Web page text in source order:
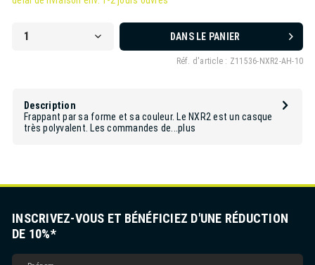
DANS LE PANIER
Réf. d'article : Z11536-NXR2-AH-10
Description
Frappant par sa forme et sa couleur. Le NXR2 est un casque
très polyvalent. Les commandes de... plus
INSCRIVEZ-VOUS ET BÉNÉFICIEZ D'UNE RÉDUCTION
DE 10%*